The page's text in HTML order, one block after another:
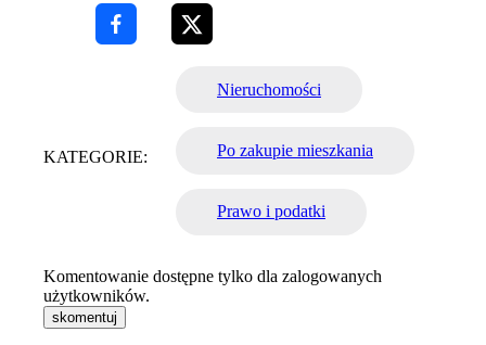
KATEGORIE:
Nieruchomości
Po zakupie mieszkania
Prawo i podatki
Komentowanie dostępne tylko dla zalogowanych
użytkowników.
skomentuj